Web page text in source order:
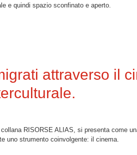
e quindi spazio sconfinato e aperto.
attraverso il
RISORSE ALIAS, si presenta come
uno strumento coinvolgente: il cinema.